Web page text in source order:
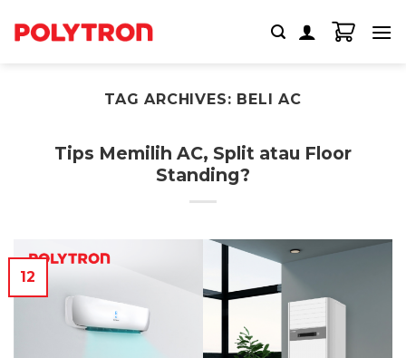
TAG ARCHIVES: BELI AC
Tips Memilih AC, Split atau Floor
Standing?
12